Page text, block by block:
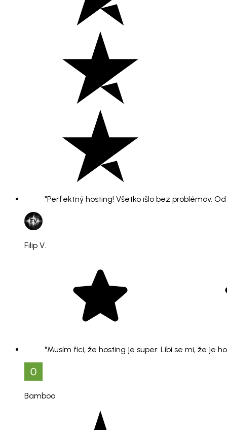
"Perfektný hosting! Všetko išlo bez problémov.
Filip V.
"Musím říci, že hosting je super. Líbí se mi, že je
Bamboo